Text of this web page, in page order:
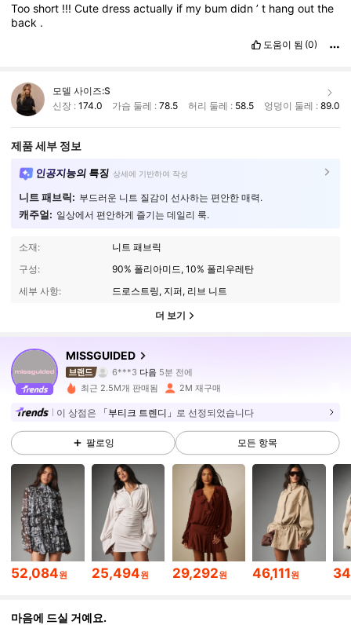
Tooshort !!!Cutedressactually if my bumdidn’t hangoutthe
back .
도움이 됨 (0)
모델 사이즈:S
신장 : 174.0 가슴 둘레 :78.5 허리 둘레 : 58.5 엉덩이 둘레 : 89.0
제품 세부 정보
인공지능의 특징 상세에 기반하여 작성
니트 패브릭: 부드러운 니트 질감이 선사하는 편안한 매력.
캐주얼: 일상에서 편안하게 즐기는 데일리 룩.
소재:
니트 패브릭
구성:
90% 폴리아미드, 10% 폴리우레탄
세부 사항:
드로스트링, 지퍼, 리브 니트
더 보기
MISSGUIDED
6***3 다음
s***r가 탐색 중입니다
4.88
3M 팔로워
4.88 3M 팔로워
4.88 3M 팔로워
4.88 3M 팔로워
최근 2.5M개 판매됨 2M 재구매
이 상점은 「부티크 트렌디」 로 선정되었습니다
팔로잉 모든 항목
52,084원 25,494원 29,292원 46,111원
마음에 드실 거예요.